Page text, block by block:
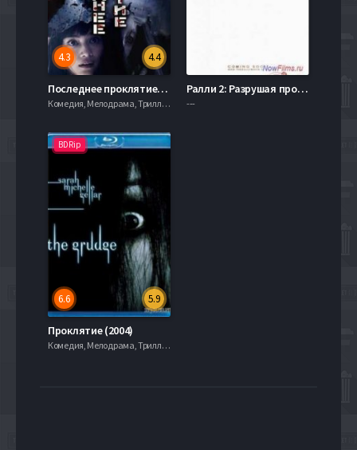
4.4
4.3
Последнее проклятие / Джу-Он: Последнее проклятие (2015)
Комедия, Мелодрама, Триллер, Ужасы, Фантастика, 720hd, mobilen,
Ралли 2: Разрушая проклятие (2013)
---
BDRip
5.9
6.6
Проклятие (2004)
Комедия, Мелодрама, Триллер, Ужасы, Фантастика, 720hd, mobilen,